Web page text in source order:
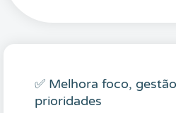
✅ Melhora foco,
prioridades